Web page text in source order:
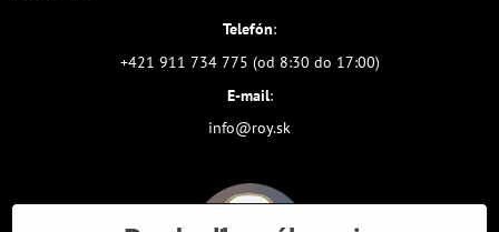
Telefón:
+421 911 734 775 (od 8:30 do 17:00)
E-mail:
info@roy.sk